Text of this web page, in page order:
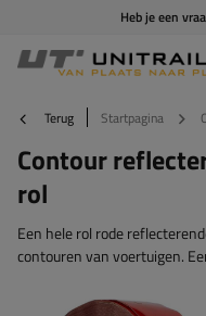
Heb je een
Terug Startpagina
Contour
rol
Een hele rol rode
contouren van voertuigen.